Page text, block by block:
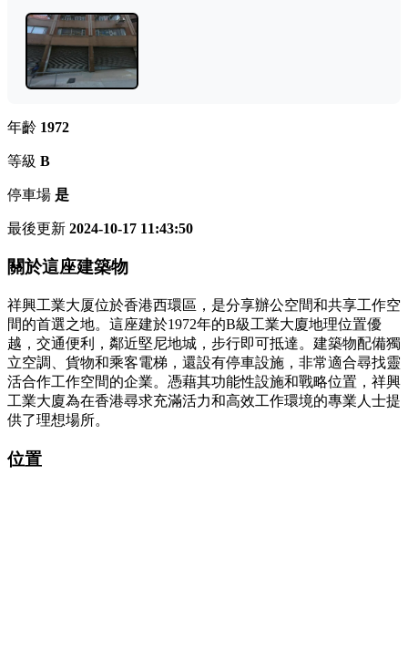
年齡 1972
等級 B
停車場 是
最後更新 2024-10-17 11:43:50
關於這座建築物
祥興工業大厦位於香港西環區，是分享辦公空間和共享工作空
間的首選之地。這座建於1972年的B級工業大廈地理位置優
越，交通便利，鄰近堅尼地城，步行即可抵達。建築物配備獨
立空調、貨物和乘客電梯，還設有停車設施，非常適合尋找靈
活合作工作空間的企業。憑藉其功能性設施和戰略位置，祥興
工業大廈為在香港尋求充滿活力和高效工作環境的專業人士提
供了理想場所。
位置